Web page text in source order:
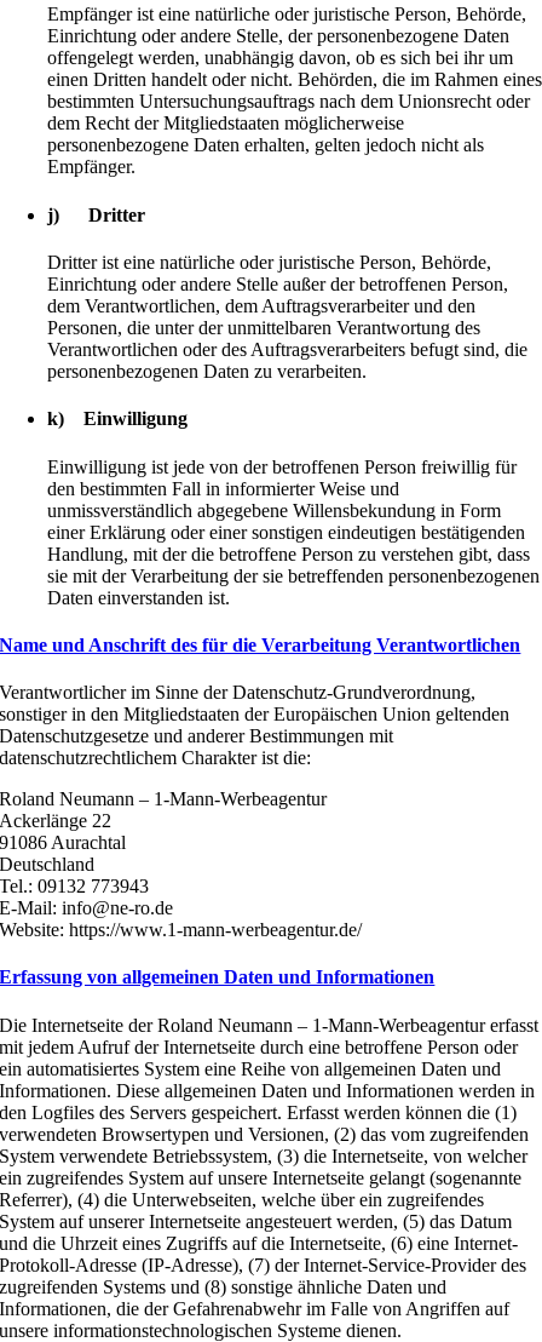
Empfänger ist eine natürliche oder juristische Person, Behörde,
Einrichtung oder andere Stelle, der personenbezogene Daten
offengelegt werden, unabhängig davon, ob es sich bei ihr um
einen Dritten handelt oder nicht. Behörden, die im Rahmen eines
bestimmten Untersuchungsauftrags nach dem Unionsrecht oder
dem Recht der Mitgliedstaaten möglicherweise
personenbezogene Daten erhalten, gelten jedoch nicht als
Empfänger.
j) Dritter
Dritter ist eine natürliche oder juristische Person, Behörde,
Einrichtung oder andere Stelle außer der betroffenen Person,
dem Verantwortlichen, dem Auftragsverarbeiter und den
Personen, die unter der unmittelbaren Verantwortung des
Verantwortlichen oder des Auftragsverarbeiters befugt sind, die
personenbezogenen Daten zu verarbeiten.
k) Einwilligung
Einwilligung ist jede von der betroffenen Person freiwillig für
den bestimmten Fall in informierter Weise und
unmissverständlich abgegebene Willensbekundung in Form
einer Erklärung oder einer sonstigen eindeutigen bestätigenden
Handlung, mit der die betroffene Person zu verstehen gibt, dass
sie mit der Verarbeitung der sie betreffenden personenbezogenen
Daten einverstanden ist.
Name und Anschrift des für die Verarbeitung Verantwortlichen
Verantwortlicher im Sinne der Datenschutz-Grundverordnung,
sonstiger in den Mitgliedstaaten der Europäischen Union geltenden
Datenschutzgesetze und anderer Bestimmungen mit
datenschutzrechtlichem Charakter ist die:
Roland Neumann – 1-Mann-Werbeagentur
Ackerlänge 22
91086 Aurachtal
Deutschland
Tel.: 09132 773943
E-Mail: info@ne-ro.de
Website: https://www.1-mann-werbeagentur.de/
Erfassung von allgemeinen Daten und Informationen
Die Internetseite der Roland Neumann – 1-Mann-Werbeagentur erfasst
mit jedem Aufruf der Internetseite durch eine betroffene Person oder
ein automatisiertes System eine Reihe von allgemeinen Daten und
Informationen. Diese allgemeinen Daten und Informationen werden in
den Logfiles des Servers gespeichert. Erfasst werden können die (1)
verwendeten Browsertypen und Versionen, (2) das vom zugreifenden
System verwendete Betriebssystem, (3) die Internetseite, von welcher
ein zugreifendes System auf unsere Internetseite gelangt (sogenannte
Referrer), (4) die Unterwebseiten, welche über ein zugreifendes
System auf unserer Internetseite angesteuert werden, (5) das Datum
und die Uhrzeit eines Zugriffs auf die Internetseite, (6) eine Internet-
Protokoll-Adresse (IP-Adresse), (7) der Internet-Service-Provider des
zugreifenden Systems und (8) sonstige ähnliche Daten und
Informationen, die der Gefahrenabwehr im Falle von Angriffen auf
unsere informationstechnologischen Systeme dienen.